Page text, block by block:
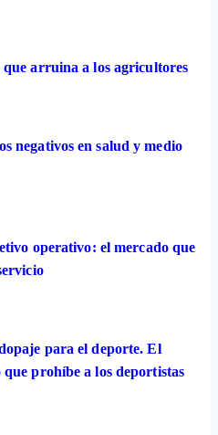
arruina a los agricultores
negativos en salud y medio
operativo: el mercado que
para el deporte. El
prohíbe a los deportistas